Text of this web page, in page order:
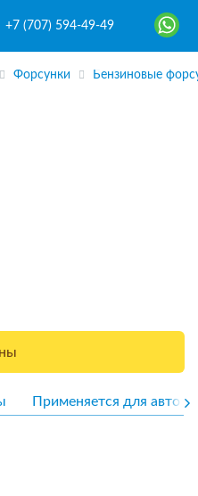
+7 (707) 594-49-49
Форсунки Бензиновые
Применяется для авто